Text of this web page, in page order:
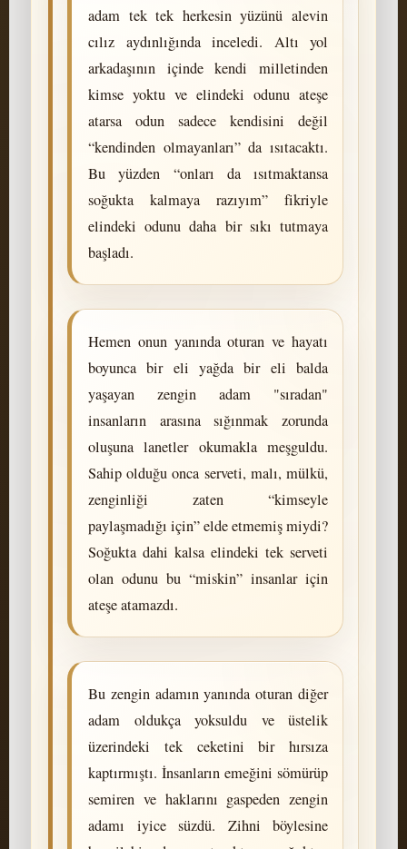
adam tek tek herkesin yüzünü alevin
cılız aydınlığında inceledi. Altı yol
arkadaşının içinde kendi milletinden
kimse yoktu ve elindeki odunu ateşe
atarsa odun sadece kendisini değil
“kendinden olmayanları” da ısıtacaktı.
Bu yüzden “onları da ısıtmaktansa
soğukta kalmaya razıyım” fikriyle
elindeki odunu daha bir sıkı tutmaya
başladı.
Hemen onun yanında oturan ve hayatı
boyunca bir eli yağda bir eli balda
yaşayan zengin adam "sıradan"
insanların arasına sığınmak zorunda
oluşuna lanetler okumakla meşguldu.
Sahip olduğu onca serveti, malı, mülkü,
zenginliği zaten “kimseyle
paylaşmadığı için” elde etmemiş miydi?
Soğukta dahi kalsa elindeki tek serveti
olan odunu bu “miskin” insanlar için
ateşe atamazdı.
Bu zengin adamın yanında oturan diğer
adam oldukça yoksuldu ve üstelik
üzerindeki tek ceketini bir hırsıza
kaptırmıştı. İnsanların emeğini sömürüp
semiren ve haklarını gaspeden zengin
adamı iyice süzdü. Zihni böylesine